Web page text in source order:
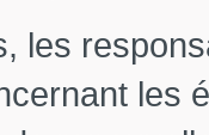
les
les